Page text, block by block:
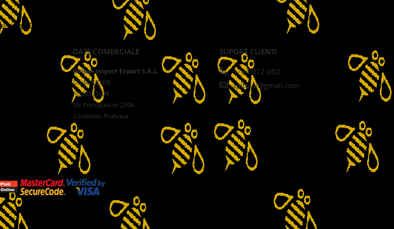
Politica de Confidentialitate
DATE COMERCIALE
Ovisan Import Export S.R.L.
J29/869/2009
RO25571428
Str Principala nr 259A
Corlatesti, Prahova
SUPORT CLIENTI
0764 012 092
apitotal@gmail.com